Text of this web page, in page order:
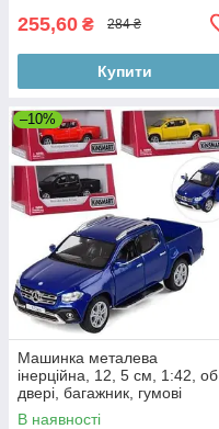
255,60 ₴ 284 ₴
Купити
–10%
Машинка металева
інерційна, 12, 5 см, 1:42, об
двері, багажник, гумові
колеса в коробці 16-7-8 см
В наявності